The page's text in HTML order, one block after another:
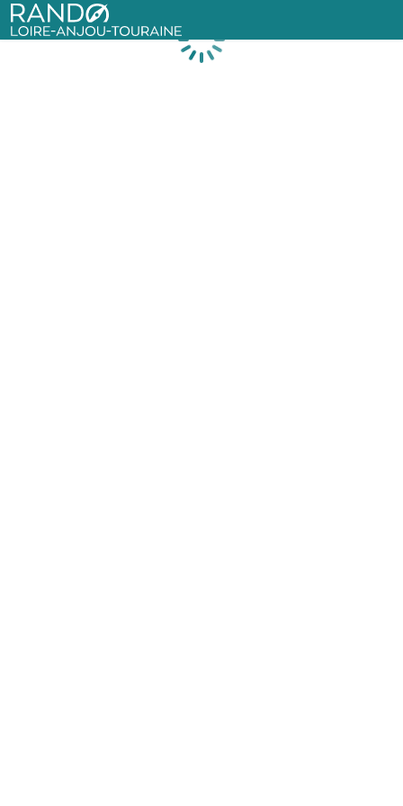
Rando Loire-Anjou-Touraine
Chargement